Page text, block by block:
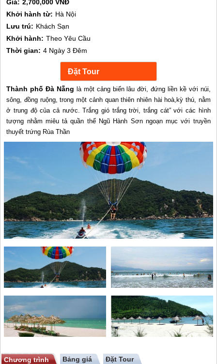
Giá: 2,700,000 VNĐ
Khởi hành từ: Hà Nội
Lưu trú: Khách Sạn
Khởi hành: Theo Yêu Cầu
Thời gian: 4 Ngày 3 Đêm
Thành phố Đà Nẵng là một cảng biển lâu đời, đứng liền kề với núi,
sông, đồng ruộng, trong một cảnh quan thiên nhiên hài hoà,kỳ thú, nằm
ở trung độ của cả nước. Trắng gió trắng trời, trắng cát” với các hình
tượng nhằm miêu tả quần thể Ngũ Hành Sơn ngoạn mục với truyền
thuyết trứng Rùa Thần
Chương trình
Bảng giá